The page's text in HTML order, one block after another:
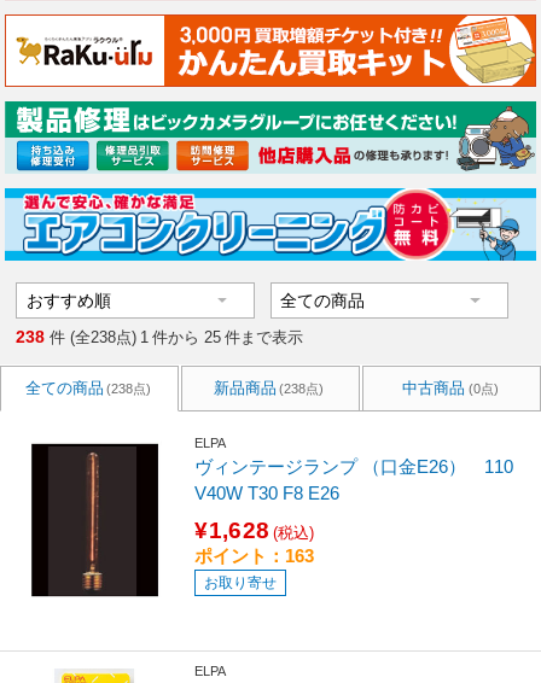
238 件 (全238点) 1 件から 25 件まで表示
全ての商品 (238点) 新品商品 (238点) 中古商品 (0点)
ELPA
ヴィンテージランプ （口金E26） 110
V40W T30 F8 E26
¥1,628 (税込)
ポイント：163
お取り寄せ
ELPA